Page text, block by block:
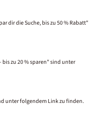
dir die Suche, bis zu 50 % Rabatt"
zu 20 % sparen" sind unter
unter folgendem Link zu finden.